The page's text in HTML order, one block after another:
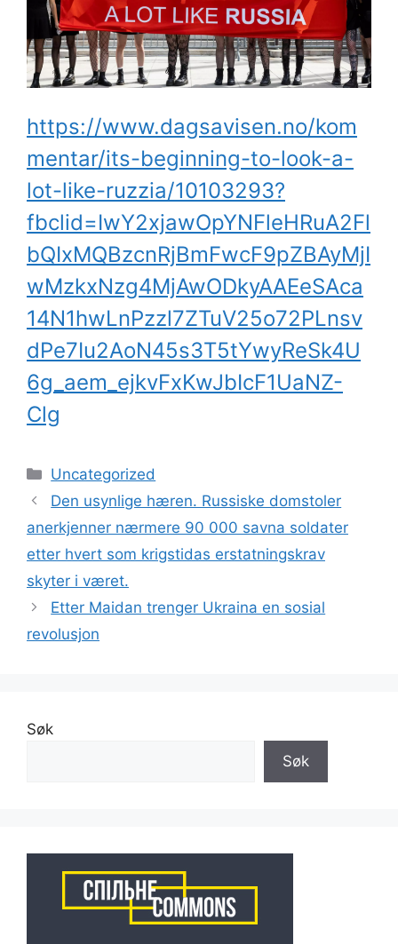
https://www.dagsavisen.no/kom
mentar/its-beginning-to-look-a-
lot-like-ruzzia/10103293?
fbclid=IwY2xjawOpYNFleHRuA2Fl
bQIxMQBzcnRjBmFwcF9pZBAyMjI
wMzkxNzg4MjAwODkyAAEeSAca
14N1hwLnPzzl7ZTuV25o72PLnsv
dPe7Iu2AoN45s3T5tYwyReSk4U
6g_aem_ejkvFxKwJbIcF1UaNZ-
Clg
Kategorier
Uncategorized
Den usynlige hæren. Russiske domstoler
anerkjenner nærmere 90 000 savna soldater
etter hvert som krigstidas erstatningskrav
skyter i været.
Etter Maidan trenger Ukraina en sosial
revolusjon
Søk
Søk